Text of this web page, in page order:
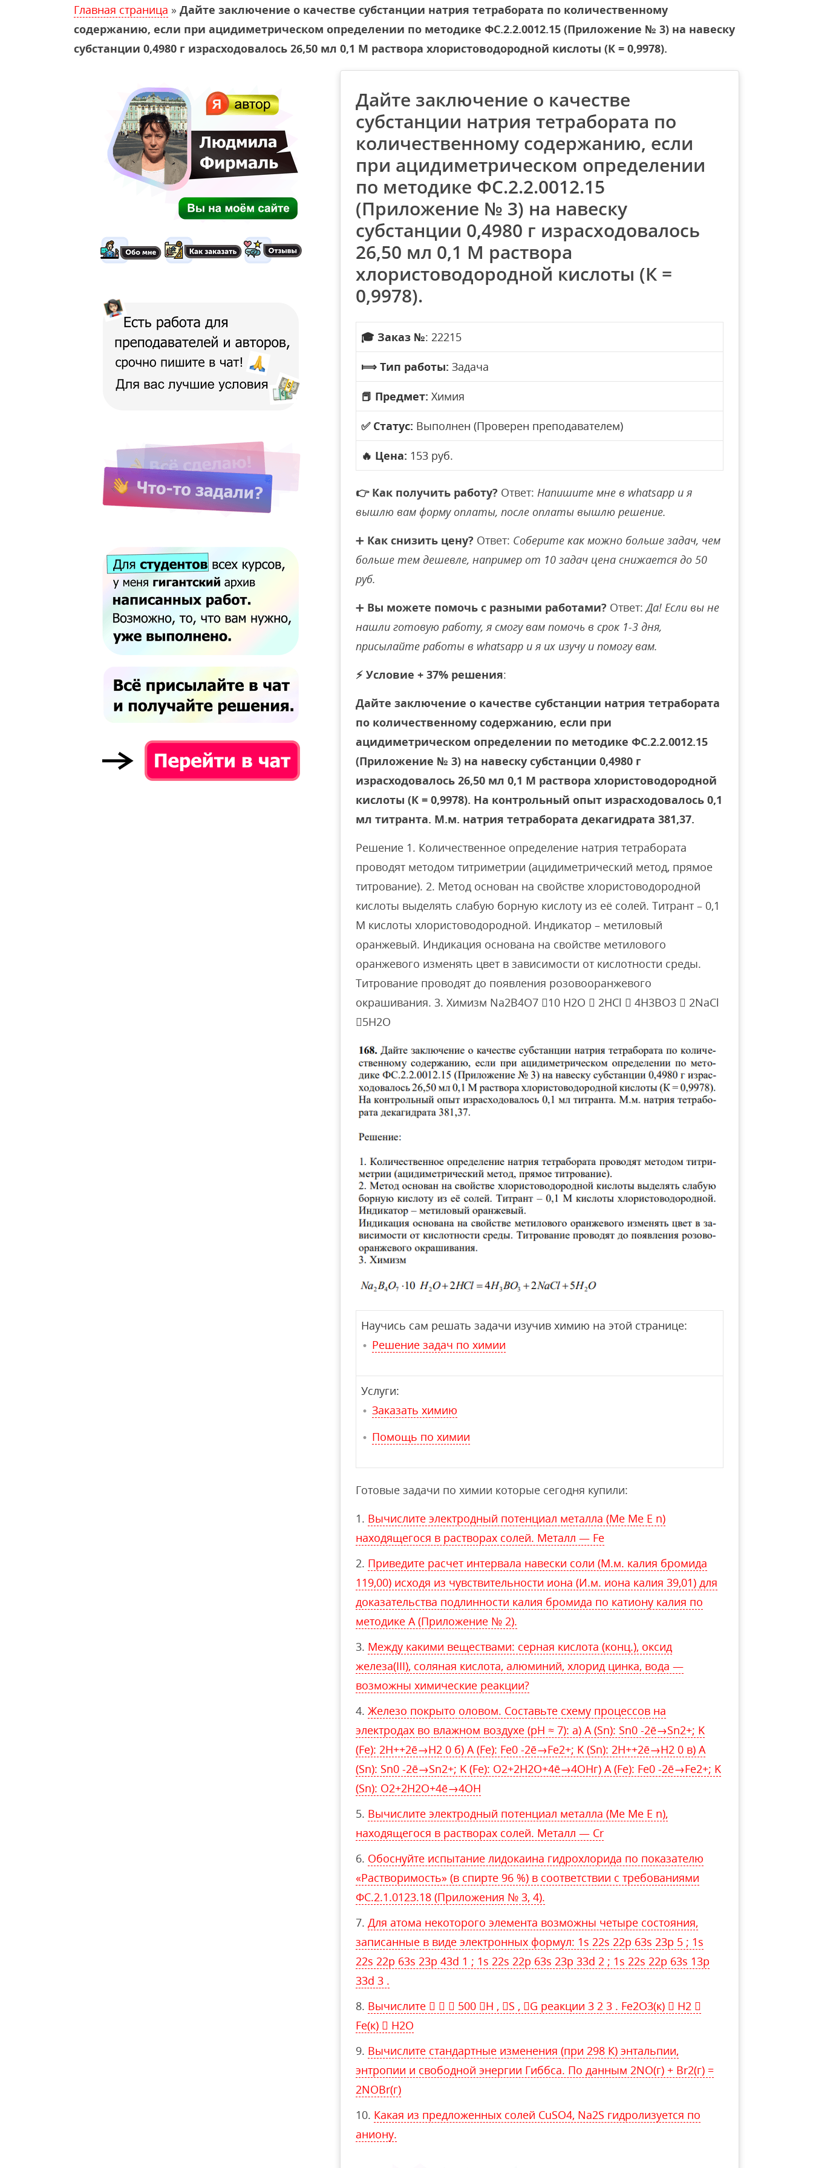
Главная страница » Дайте заключение о качестве субстанции натрия тетрабората по количественному
содержанию, если при ацидиметрическом определении по методике ФС.2.2.0012.15 (Приложение № 3) на навеску
субстанции 0,4980 г израсходовалось 26,50 мл 0,1 М раствора хлористоводородной кислоты (К = 0,9978).
Дайте заключение о качестве
субстанции натрия тетрабората по
количественному содержанию, если
при ацидиметрическом определении
по методике ФС.2.2.0012.15
(Приложение № 3) на навеску
субстанции 0,4980 г израсходовалось
26,50 мл 0,1 М раствора
хлористоводородной кислоты (К =
0,9978).
🎓 Заказ №: 22215
⟾ Тип работы: Задача
📕 Предмет: Химия
✅ Статус: Выполнен (Проверен преподавателем)
🔥 Цена: 153 руб.
👉 Как получить работу? Ответ: Напишите мне в whatsapp и я
вышлю вам форму оплаты, после оплаты вышлю решение.
➕ Как снизить цену? Ответ: Соберите как можно больше задач, чем
больше тем дешевле, например от 10 задач цена снижается до 50
руб.
➕ Вы можете помочь с разными работами? Ответ:Да! Если вы не
нашли готовую работу, я смогу вам помочь в срок 1-3 дня,
присылайте работы в whatsapp и я их изучу и помогу вам.
⚡ Условие + 37% решения:
Дайте заключение о качестве субстанции натрия тетрабората
по количественному содержанию, если при
ацидиметрическом определении по методике ФС.2.2.0012.15
(Приложение № 3) на навеску субстанции 0,4980 г
израсходовалось 26,50 мл 0,1 М раствора хлористоводородной
кислоты (К = 0,9978). На контрольный опыт израсходовалось 0,1
мл титранта. М.м. натрия тетрабората декагидрата 381,37.
Решение 1. Количественное определение натрия тетрабората
проводят методом титриметрии (ацидиметрический метод, прямое
титрование). 2. Метод основан на свойстве хлористоводородной
кислоты выделять слабую борную кислоту из её солей. Титрант – 0,1
M кислоты хлористоводородной. Индикатор – метиловый
оранжевый. Индикация основана на свойстве метилового
оранжевого изменять цвет в зависимости от кислотности среды.
Титрование проводят до появления розовооранжевого
окрашивания. 3. Химизм Na2B4O7 10 H2O  2HCl  4H3BO3  2NaCl
5H2O
Научись сам решать задачи изучив химию на этой странице:
Решение задач по химии
Услуги:
Заказать химию
Помощь по химии
Готовые задачи по химии которые сегодня купили:
Вычислите электродный потенциал металла (Me Me E n)
находящегося в растворах солей. Металл — Fe
Приведите расчет интервала навески соли (М.м. калия бромида
119,00) исходя из чувствительности иона (И.м. иона калия 39,01) для
доказательства подлинности калия бромида по катиону калия по
методике А (Приложение № 2).
Между какими веществами: серная кислота (конц.), оксид
железа(III), соляная кислота, алюминий, хлорид цинка, вода —
возможны химические реакции?
Железо покрыто оловом. Составьте схему процессов на
электродах во влажном воздухе (pH ≈ 7): а) A (Sn): Sn0 -2ē→Sn2+; K
(Fe): 2H++2ē→H2 0 б) A (Fe): Fe0 -2ē→Fe2+; K (Sn): 2H++2ē→H2 0 в) A
(Sn): Sn0 -2ē→Sn2+; K (Fe): O2+2H2O+4ē→4OHг) A (Fe): Fe0 -2ē→Fe2+; K
(Sn): O2+2H2O+4ē→4OH
Вычислите электродный потенциал металла (Me Me E n),
находящегося в растворах солей. Металл — Cr
Обоснуйте испытание лидокаина гидрохлорида по показателю
«Растворимость» (в спирте 96 %) в соответствии с требованиями
ФС.2.1.0123.18 (Приложения № 3, 4).
Для атома некоторого элемента возможны четыре состояния,
записанные в виде электронных формул: 1s 22s 22p 63s 23p 5 ; 1s
22s 22p 63s 23p 43d 1 ; 1s 22s 22p 63s 23p 33d 2 ; 1s 22s 22p 63s 13p
33d 3 .
Вычислите    500 H , S , G реакции 3 2 3 . Fe2O3(к)  H2 
Fe(к)  H2O
Вычислите стандартные изменения (при 298 К) энтальпии,
энтропии и свободной энергии Гиббса. По данным 2NO(г) + Br2(г) =
2NOBr(г)
Какая из предложенных солей CuSO4, Na2S гидролизуется по
аниону.